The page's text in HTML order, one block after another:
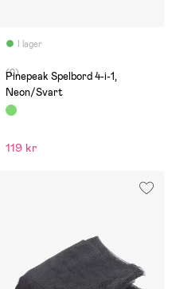
I lager
(0)
Pinepeak Spelbord 4-i-1,
Neon/Svart
119 kr